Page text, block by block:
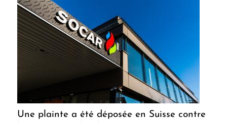
Une plainte a été déposée en Suisse contre